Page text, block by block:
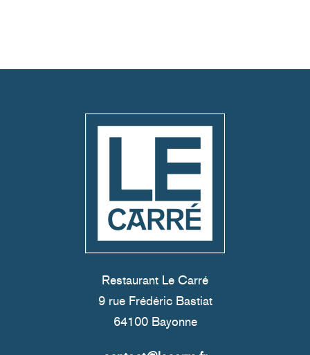
Restaurant Le Carré
9 rue Frédéric Bastiat
64100 Bayonne